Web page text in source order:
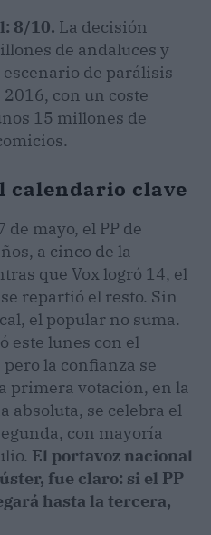
8/10. La decisión
de andaluces y
de parálisis
con un coste
15 millones de
calendario clave
mayo, el PP de
a cinco de la
que Vox logró 14, el
repartió el resto. Sin
el popular no suma.
este lunes con el
la confianza se
primera votación, en la
absoluta, se celebra el
con mayoría
El portavoz nacional
fue claro: si el PP
hasta la tercera,